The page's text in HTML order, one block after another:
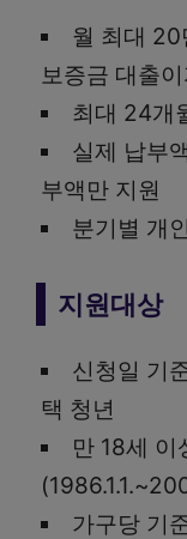
월 최대 20
보증금 대출
최대 24개
실제 납부
부액만 지원
분기별 개
지원대상
신청일 기
택 청년
만 18세
가구당 기